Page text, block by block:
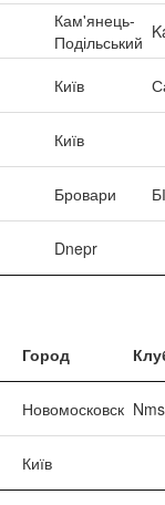
Кам'янець-
Подільський
Київ
Київ
Бровари
Dnepr
Город
Новомосковск
Київ